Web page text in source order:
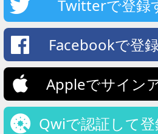
Twitterで登録
Facebookで登
Appleでサイン
Qwiで認証して登